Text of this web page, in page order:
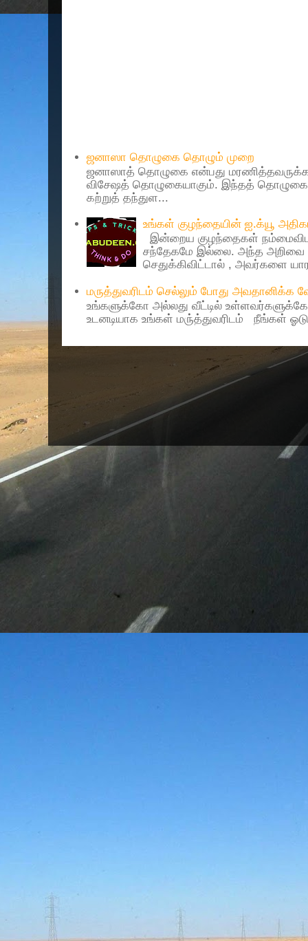
ஜனாஸா தொழுகை தொழும் முறை
ஜனாஸாத் தொழுகை என்பது
விசேஷத் தொழுகையாகும். இந்தத்
கற்றுத் தந்துள...
உங்கள் குழந்தையின் ஐ.க்யூ
இன்றைய குழந்தைகள்
சந்தேகமே இல்லை. அந்த
செதுக்கிவிட்டால் , அவர்களை
மருத்துவரிடம் செல்லும் போது அவதானிக்க
உங்களுக்கோ அல்லது வீட்டில்
உடனடியாக உங்கள் மரு்த்துவரிடம் நீங்கள்